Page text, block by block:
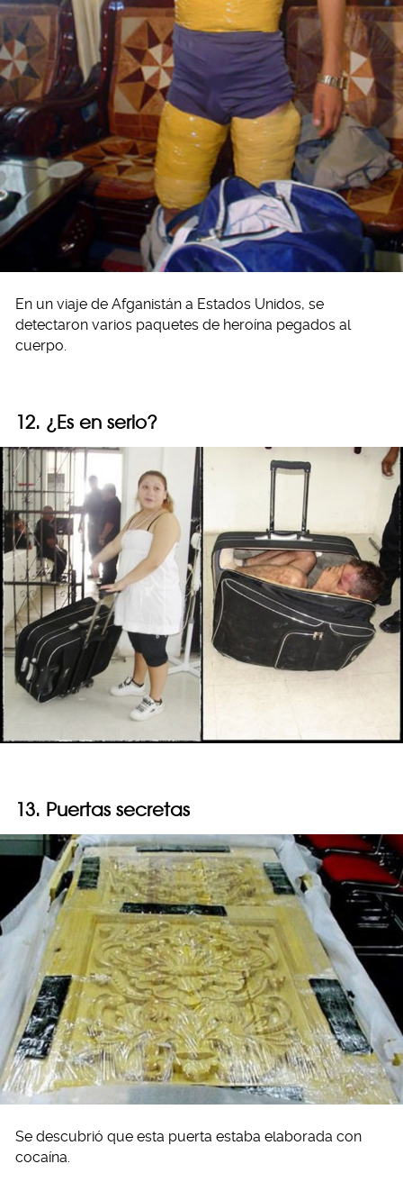
En un viaje de Afganistán a Estados Unidos, se
detectaron varios paquetes de heroína pegados al
cuerpo.
12. ¿Es en serio?
13. Puertas secretas
Se descubrió que esta puerta estaba elaborada con
cocaína.